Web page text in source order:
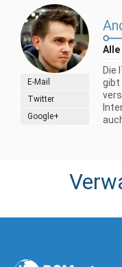
E-Mail
Twitter
Google+
Alle
Die
gibt